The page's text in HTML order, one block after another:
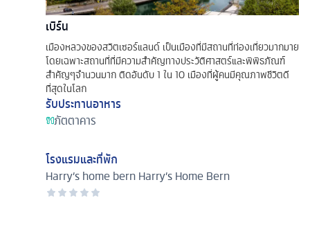
เบิร์น
เมืองหลวงของสวิตเซอร์แลนด์ เป็นเมืองที่มีสถานที่ท่องเที่ยวมากมาย
โดยเฉพาะสถานที่ที่มีความสำคัญทางประวัติศาสตร์และพิพิธภัณฑ์
สำคัญๆจำนวนมาก ติดอันดับ 1 ใน 10 เมืองที่ผู้คนมีคุณภาพชีวิตดี
ที่สุดในโลก
รับประทานอาหาร
ภัตตาคาร
โรงแรมและที่พัก
Harry’s home bernHarry’s Home Bern